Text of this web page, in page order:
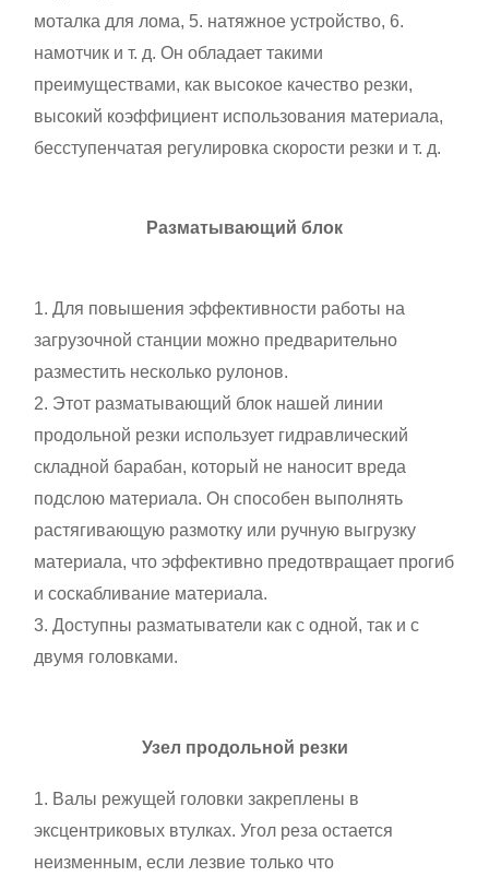
моталка для лома, 5. натяжное устройство, 6.
намотчик и т. д. Он обладает такими
преимуществами, как высокое качество резки,
высокий коэффициент использования материала,
бесступенчатая регулировка скорости резки и т. д.
Разматывающий блок
1. Для повышения эффективности работы на
загрузочной станции можно предварительно
разместить несколько рулонов.
2. Этот разматывающий блок нашей линии
продольной резки использует гидравлический
складной барабан, который не наносит вреда
подслою материала. Он способен выполнять
растягивающую размотку или ручную выгрузку
материала, что эффективно предотвращает прогиб
и соскабливание материала.
3. Доступны разматыватели как с одной, так и с
двумя головками.
Узел продольной резки
1. Валы режущей головки закреплены в
эксцентриковых втулках. Угол реза остается
неизменным, если лезвие только что